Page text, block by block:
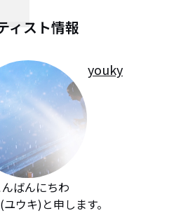
ィスト情報
youky
ばんにちわ
ウキ)と申します。